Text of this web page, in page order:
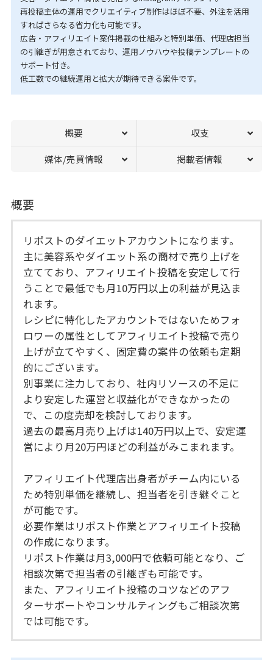
再投稿主体の運用でクリエイティブ制作はほぼ不要、外注を活用
すればさらなる省力化も可能です。
広告・アフィリエイト案件掲載の仕組みと特別単価、代理店担当
の引継ぎが用意されており、運用ノウハウや投稿テンプレートの
サポート付き。
低工数での継続運用と拡大が期待できる案件です。
概要 収支
媒体/売買情報 掲載者情報
概要
リポストのダイエットアカウントになります。
主に美容系やダイエット系の商材で売り上げを
立てており、アフィリエイト投稿を安定して行
うことで最低でも月10万円以上の利益が見込ま
れます。
レシピに特化したアカウントではないためフォ
ロワーの属性としてアフィリエイト投稿で売り
上げが立てやすく、固定費の案件の依頼も定期
的にございます。
別事業に注力しており、社内リソースの不足に
より安定した運営と収益化ができなかったの
で、この度売却を検討しております。
過去の最高月売り上げは140万円以上で、安定運
営により月20万円ほどの利益がみこまれます。
アフィリエイト代理店出身者がチーム内にいる
ため特別単価を継続し、担当者を引き継ぐこと
が可能です。
必要作業はリポスト作業とアフィリエイト投稿
の作成になります。
リポスト作業は月3,000円で依頼可能となり、ご
相談次第で担当者の引継ぎも可能です。
また、アフィリエイト投稿のコツなどのアフ
ターサポートやコンサルティングもご相談次第
では可能です。